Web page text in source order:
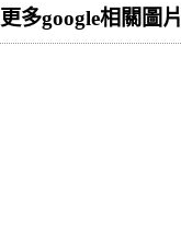
更多google相關圖片